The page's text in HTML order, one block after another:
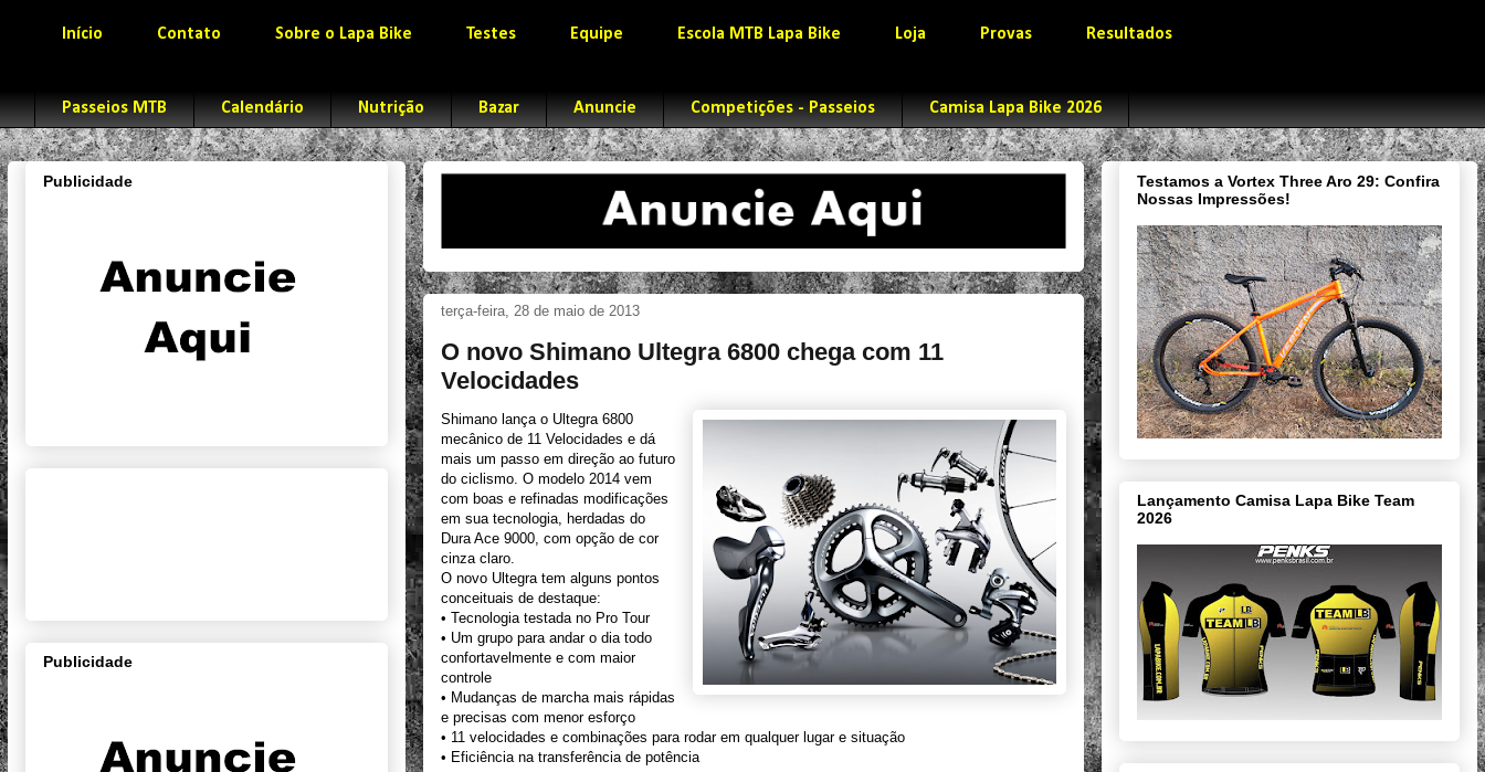
Início Contato Sobre o Lapa Bike Testes Equipe Escola MTB Lapa Bike Loja Provas Resultados
Passeios MTB Calendário Nutrição Bazar Anuncie Competições - Passeios Camisa Lapa Bike 2026
terça-feira, 28 de maio de 2013
O novo Shimano Ultegra 6800 chega com 11
Velocidades
Shimano lança o Ultegra 6800
mecânico de 11 Velocidades e dá
mais um passo em direção ao futuro
do ciclismo. O modelo 2014 vem
com boas e refinadas modificações
em sua tecnologia, herdadas do
Dura Ace 9000, com opção de cor
cinza claro.
O novo Ultegra tem alguns pontos
conceituais de destaque:
• Tecnologia testada no Pro Tour
• Um grupo para andar o dia todo
confortavelmente e com maior
controle
• Mudanças de marcha mais rápidas
e precisas com menor esforço
• 11 velocidades e combinações para rodar em qualquer lugar e situação
• Eficiência na transferência de potência
Publicidade
Publicidade
Testamos a Vortex Three Aro 29: Confira
Nossas Impressões!
Lançamento Camisa Lapa Bike Team
2026